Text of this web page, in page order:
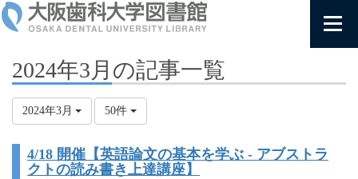
2024年3月の記事一覧
2024年3月 50件
4/18 開催【英語論文の基本を学ぶ - アブストラ
クトの読み書き上達講座】